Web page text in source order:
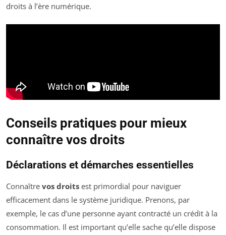
droits à l’ère numérique.
Conseils pratiques pour mieux
connaître vos droits
Déclarations et démarches essentielles
Connaître vos droits est primordial pour naviguer
efficacement dans le système juridique. Prenons, par
exemple, le cas d’une personne ayant contracté un crédit à la
consommation. Il est important qu’elle sache qu’elle dispose